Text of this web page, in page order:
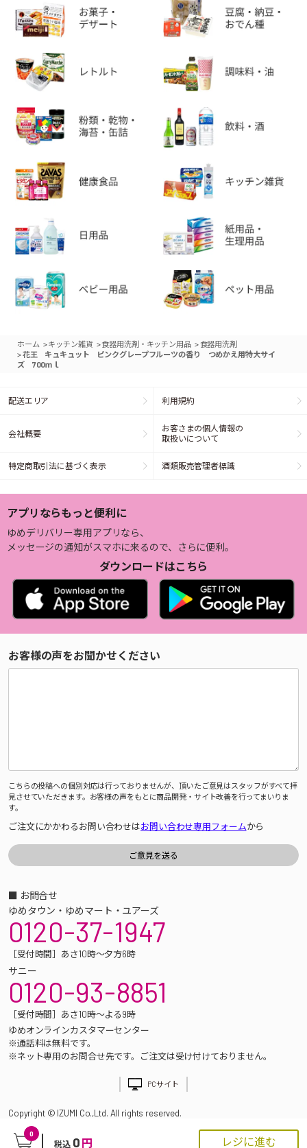
0
税込 0 円 レジに進む
ホーム >キッチン雑貨 >食器用洗剤・キッチン用品 > 食器用洗剤
>花王 キュキュット ピンクグレープフルーツの香り つめかえ用特大サイ
ズ 700ｍｌ
配送エリア 利用規約
会社概要
お客さまの個人情報の
取扱いについて
特定商取引法に基づく表示 酒類販売管理者標識
アプリならもっと便利に
ゆめデリバリー専用アプリなら、
メッセージの通知がスマホに来るので、さらに便利。
ダウンロードはこちら
お客様の声をお聞かせください
こちらの投稿への個別対応は行っておりませんが、頂いたご意見はスタッフがすべて拝
見させていただきます。お客様の声をもとに商品開発・サイト改善を行ってまいりま
す。
ご注文にかかわるお問い合わせはお問い合わせ専用フォームから
■ お問合せ
ゆめタウン・ゆめマート・ユアーズ
0120-37-1947
［受付時間］あさ10時～夕方6時
サニー
0120-93-8851
［受付時間］あさ10時～よる9時
ゆめオンラインカスタマーセンター
※通話料は無料です。
※ネット専用のお問合せ先です。ご注文は受け付けておりません。
PCサイト
Copyright © IZUMI Co.,Ltd. All rights reserved.